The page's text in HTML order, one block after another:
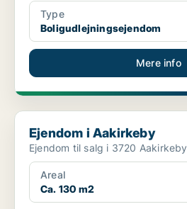
Type
Boligudlejningsejendom
Mere info
Ejendom i Aakirkeby
Ejendom i Aakirkeby
Ejendom til salg i 3720 Aakirkeby
Areal
Ca. 130 m2